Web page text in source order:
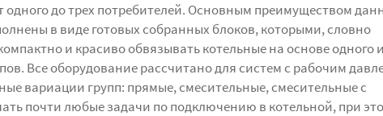
одного до трех потребителей. Основным преимуществом
в виде готовых собранных блоков, которыми, словно
и красиво обвязывать котельные на основе одного
Все оборудование рассчитано для систем с рабочим
вариации групп: прямые, смесительные, смесительные с
почти любые задачи по подключению в котельной, при